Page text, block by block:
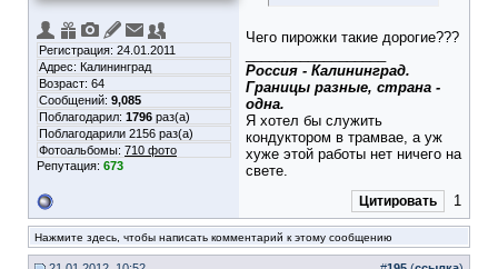
Регистрация: 24.01.2011
Адрес: Калининград
Возраст: 64
Сообщений: 9,085
Поблагодарил: 1796 раз(а)
Поблагодарили 2156 раз(а)
Фотоальбомы: 710 фото
Репутация: 673
Чего пирожки такие дорогие???
Россия - Калининград.
Границы разные, страна -
одна.
Я хотел бы служить
кондуктором в трамвае, а уж
хуже этой работы нет ничего на
свете.
Цитировать 1
Нажмите здесь, чтобы написать комментарий к этому сообщению